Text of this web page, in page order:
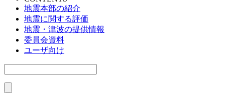
地震本部の紹介
地震に関する評価
地震・津波の提供情報
委員会資料
ユーザ向け